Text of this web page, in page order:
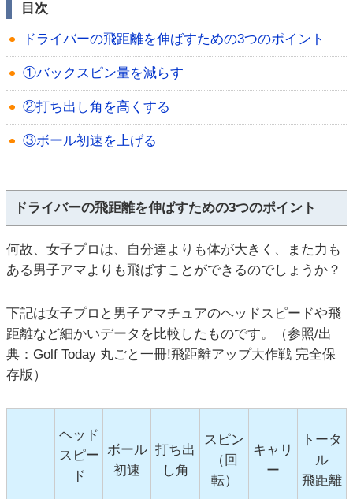
目次
ドライバーの飛距離を伸ばすための3つのポイント
①バックスピン量を減らす
②打ち出し角を高くする
③ボール初速を上げる
ドライバーの飛距離を伸ばすための3つのポイント
何故、女子プロは、自分達よりも体が大きく、また力も
ある男子アマよりも飛ばすことができるのでしょうか？
下記は女子プロと男子アマチュアのヘッドスピードや飛
距離など細かいデータを比較したものです。（参照/出
典：Golf Today 丸ごと一冊!飛距離アップ大作戦 完全保
存版）
ヘッド
スピー
ド
ボール
初速
打ち出
し角
スピン
（回
転）
キャリ
ー
トータ
ル
飛距離